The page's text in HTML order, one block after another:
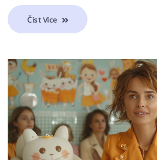
Číst Více